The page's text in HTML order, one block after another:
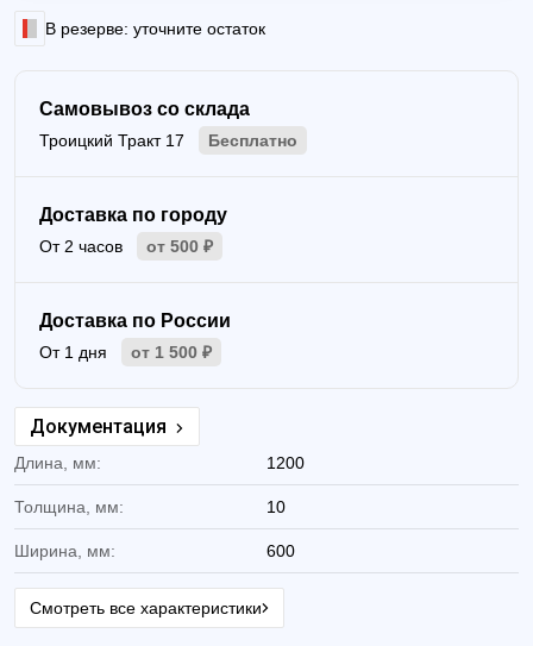
В резерве: уточните остаток
Самовывоз со склада
Троицкий Тракт 17 Бесплатно
Доставка по городу
От 2 часов от 500 ₽
Доставка по России
От 1 дня от 1 500 ₽
Документация
Длина, мм: 1200
Толщина, мм: 10
Ширина, мм: 600
Смотреть все характеристики